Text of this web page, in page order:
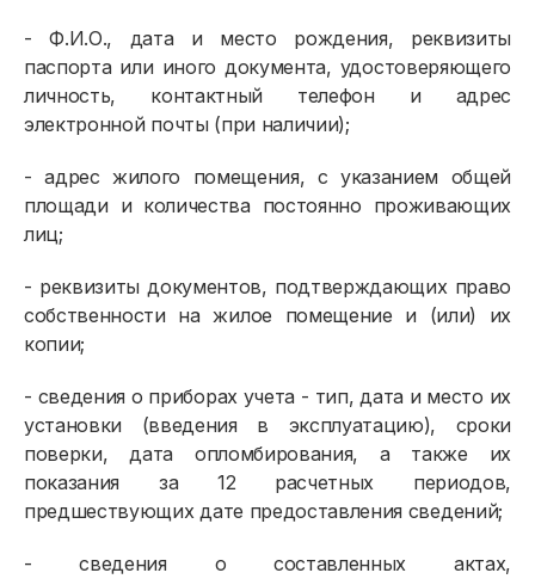
- Ф.И.О., дата и место рождения, реквизиты
паспорта или иного документа, удостоверяющего
личность, контактный телефон и адрес
электронной почты (при наличии);
- адрес жилого помещения, с указанием общей
площади и количества постоянно проживающих
лиц;
- реквизиты документов, подтверждающих право
собственности на жилое помещение и (или) их
копии;
- сведения о приборах учета - тип, дата и место их
установки (введения в эксплуатацию), сроки
поверки, дата опломбирования, а также их
показания за 12 расчетных периодов,
предшествующих дате предоставления сведений;
- сведения о составленных актах,